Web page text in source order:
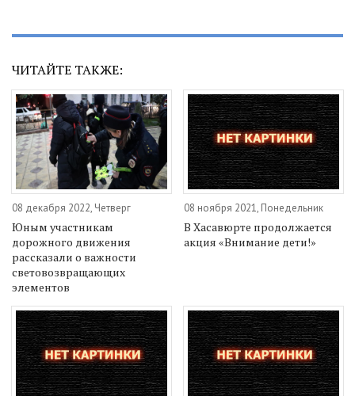
ЧИТАЙТЕ ТАКЖЕ:
08 декабря 2022, Четверг
Юным участникам
дорожного движения
рассказали о важности
световозвращающих
элементов
08 ноября 2021, Понедельник
В Хасавюрте продолжается
акция «Внимание дети!»